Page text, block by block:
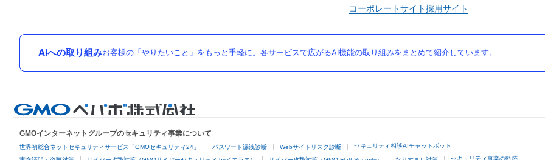
コーポレートサイト採用サイト
AIへの取り組みお客様の「やりたいこと」をもっと手軽に。各サービスで広がるAI機能の取り組みをまとめて紹介しています。
GMOインターネットグループのセキュリティ事業について
世界初総合ネットセキュリティサービス「GMOセキュリティ24」 パスワード漏洩診断 Webサイトリスク診断 セキュリティ相談AIチャットボット
セキュリティ事業の軌跡